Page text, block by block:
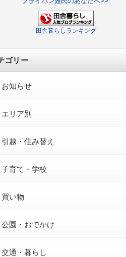
田舎暮らしランキング
ゴリー
お知らせ
エリア別
引越・住み替え
子育て・学校
買い物
公園・おでかけ
交通・暮らし